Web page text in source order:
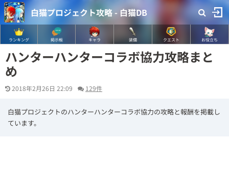
白猫プロジェクト攻略 - 白猫DB
ランキング 掲示板 キャラ 装備 クエスト お役立ち
ハンターハンターコラボ協力攻略まと
め
2018年2月26日 22:09 129件
白猫プロジェクトのハンターハンターコラボ協力の攻略と報酬を掲載し
ています。